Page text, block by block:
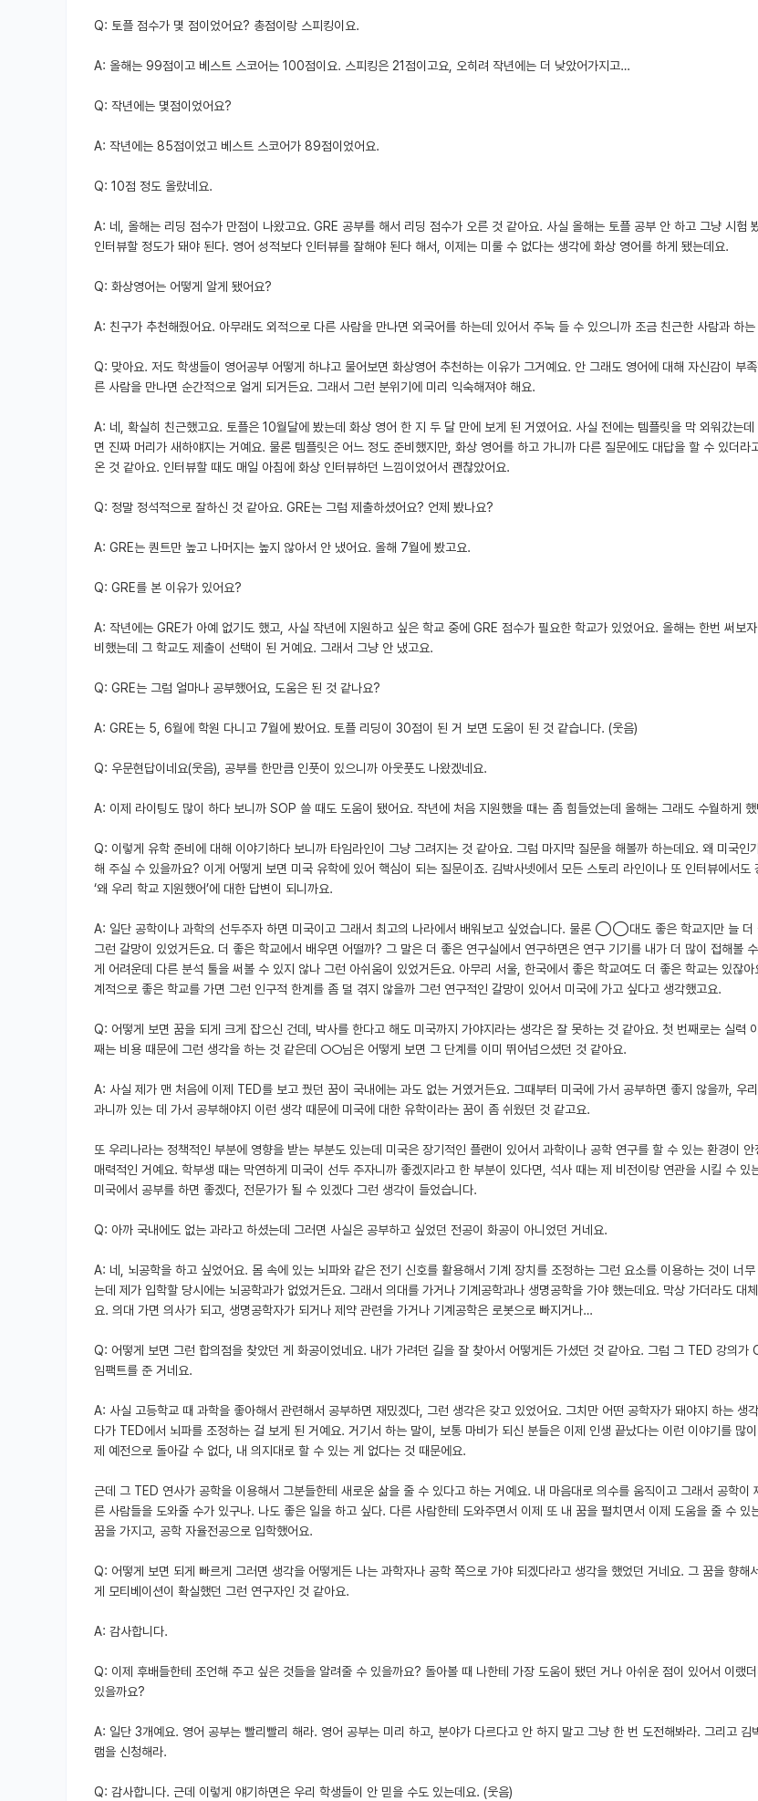
Q: 토플 점수가 몇 점이었어요? 총점이랑 스피킹이요.
A: 올해는 99점이고 베스트 스코어는 100점이요. 스피킹은 21점이고요, 오히려 작년에는 더 낮았어가지고…
Q: 작년에는 몇점이었어요?
A: 작년에는 85점이었고 베스트 스코어가 89점이었어요.
Q: 10점 정도 올랐네요.
A: 네, 올해는 리딩 점수가 만점이 나왔고요. GRE 공부를 해서 리딩 점수가 오른 것 같아요. 사실 올해는 토플 공부 안 하고 그냥 시험
인터뷰할 정도가 돼야 된다. 영어 성적보다 인터뷰를 잘해야 된다 해서, 이제는 미룰 수 없다는 생각에 화상 영어를 하게 됐는데요.
Q: 화상영어는 어떻게 알게 됐어요?
A: 친구가 추천해줬어요. 아무래도 외적으로 다른 사람을 만나면 외국어를 하는데 있어서 주눅 들 수 있으니까 조금 친근한 사람과 하
Q: 맞아요. 저도 학생들이 영어공부 어떻게 하냐고 물어보면 화상영어 추천하는 이유가 그거예요. 안 그래도 영어에 대해 자신감이 부
른 사람을 만나면 순간적으로 얼게 되거든요. 그래서 그런 분위기에 미리 익숙해져야 해요.
A: 네, 확실히 친근했고요. 토플은 10월달에 봤는데 화상 영어 한 지 두 달 만에 보게 된 거였어요. 사실 전에는 템플릿을 막 외워갔는데
면 진짜 머리가 새하얘지는 거예요. 물론 템플릿은 어느 정도 준비했지만, 화상 영어를 하고 가니까 다른 질문에도 대답을 할 수 있더라
온 것 같아요. 인터뷰할 때도 매일 아침에 화상 인터뷰하던 느낌이었어서 괜찮았어요.
Q: 정말 정석적으로 잘하신 것 같아요. GRE는 그럼 제출하셨어요? 언제 봤나요?
A: GRE는 퀀트만 높고 나머지는 높지 않아서 안 냈어요. 올해 7월에 봤고요.
Q: GRE를 본 이유가 있어요?
A: 작년에는 GRE가 아예 없기도 했고, 사실 작년에 지원하고 싶은 학교 중에 GRE 점수가 필요한 학교가 있었어요. 올해는 한번 써보
비했는데 그 학교도 제출이 선택이 된 거예요. 그래서 그냥 안 냈고요.
Q: GRE는 그럼 얼마나 공부했어요, 도움은 된 것 같나요?
A: GRE는 5, 6월에 학원 다니고 7월에 봤어요. 토플 리딩이 30점이 된 거 보면 도움이 된 것 같습니다. (웃음)
Q: 우문현답이네요(웃음), 공부를 한만큼 인풋이 있으니까 아웃풋도 나왔겠네요.
A: 이제 라이팅도 많이 하다 보니까 SOP 쓸 때도 도움이 됐어요. 작년에 처음 지원했을 때는 좀 힘들었는데 올해는 그래도 수월하게
Q: 이렇게 유학 준비에 대해 이야기하다 보니까 타임라인이 그냥 그려지는 것 같아요. 그럼 마지막 질문을 해볼까 하는데요. 왜 미국인
해 주실 수 있을까요? 이게 어떻게 보면 미국 유학에 있어 핵심이 되는 질문이죠. 김박사넷에서 모든 스토리 라인이나 또 인터뷰에서도
‘왜 우리 학교 지원했어’에 대한 답변이 되니까요.
A: 일단 공학이나 과학의 선두주자 하면 미국이고 그래서 최고의 나라에서 배워보고 싶었습니다. 물론 ◯◯대도 좋은 학교지만 늘 더
그런 갈망이 있었거든요. 더 좋은 학교에서 배우면 어떨까? 그 말은 더 좋은 연구실에서 연구하면은 연구 기기를 내가 더 많이 접해볼
게 어려운데 다른 분석 툴을 써볼 수 있지 않나 그런 아쉬움이 있었거든요. 아무리 서울, 한국에서 좋은 학교여도 더 좋은 학교는 있잖아
계적으로 좋은 학교를 가면 그런 인구적 한계를 좀 덜 겪지 않을까 그런 연구적인 갈망이 있어서 미국에 가고 싶다고 생각했고요.
Q: 어떻게 보면 꿈을 되게 크게 잡으신 건데, 박사를 한다고 해도 미국까지 가야지라는 생각은 잘 못하는 것 같아요. 첫 번째로는 실력
째는 비용 때문에 그런 생각을 하는 것 같은데 ○○님은 어떻게 보면 그 단계를 이미 뛰어넘으셨던 것 같아요.
A: 사실 제가 맨 처음에 이제 TED를 보고 꿨던 꿈이 국내에는 과도 없는 거였거든요. 그때부터 미국에 가서 공부하면 좋지 않을까, 우
과니까 있는 데 가서 공부해야지 이런 생각 때문에 미국에 대한 유학이라는 꿈이 좀 쉬웠던 것 같고요.
또 우리나라는 정책적인 부분에 영향을 받는 부분도 있는데 미국은 장기적인 플랜이 있어서 과학이나 공학 연구를 할 수 있는 환경이
매력적인 거예요. 학부생 때는 막연하게 미국이 선두 주자니까 좋겠지라고 한 부분이 있다면, 석사 때는 제 비전이랑 연관을 시킬 수 있
미국에서 공부를 하면 좋겠다, 전문가가 될 수 있겠다 그런 생각이 들었습니다.
Q: 아까 국내에도 없는 과라고 하셨는데 그러면 사실은 공부하고 싶었던 전공이 화공이 아니었던 거네요.
A: 네, 뇌공학을 하고 싶었어요. 몸 속에 있는 뇌파와 같은 전기 신호를 활용해서 기계 장치를 조정하는 그런 요소를 이용하는 것이 너
는데 제가 입학할 당시에는 뇌공학과가 없었거든요. 그래서 의대를 가거나 기계공학과나 생명공학을 가야 했는데요. 막상 가더라도 대
요. 의대 가면 의사가 되고, 생명공학자가 되거나 제약 관련을 가거나 기계공학은 로봇으로 빠지거나…
Q: 어떻게 보면 그런 합의점을 찾았던 게 화공이었네요. 내가 가려던 길을 잘 찾아서 어떻게든 가셨던 것 같아요. 그럼 그 TED 강의가
임팩트를 준 거네요.
A: 사실 고등학교 때 과학을 좋아해서 관련해서 공부하면 재밌겠다, 그런 생각은 갖고 있었어요. 그치만 어떤 공학자가 돼야지 하는 생
다가 TED에서 뇌파를 조정하는 걸 보게 된 거예요. 거기서 하는 말이, 보통 마비가 되신 분들은 이제 인생 끝났다는 이런 이야기를 많이
제 예전으로 돌아갈 수 없다, 내 의지대로 할 수 있는 게 없다는 것 때문에요.
근데 그 TED 연사가 공학을 이용해서 그분들한테 새로운 삶을 줄 수 있다고 하는 거예요. 내 마음대로 의수를 움직이고 그래서 공학이
른 사람들을 도와줄 수가 있구나. 나도 좋은 일을 하고 싶다. 다른 사람한테 도와주면서 이제 또 내 꿈을 펼치면서 이제 도움을 줄 수 있
꿈을 가지고, 공학 자율전공으로 입학했어요.
Q: 어떻게 보면 되게 빠르게 그러면 생각을 어떻게든 나는 과학자나 공학 쪽으로 가야 되겠다라고 생각을 했었던 거네요. 그 꿈을 향해
게 모티베이션이 확실했던 그런 연구자인 것 같아요.
A: 감사합니다.
Q: 이제 후배들한테 조언해 주고 싶은 것들을 알려줄 수 있을까요? 돌아볼 때 나한테 가장 도움이 됐던 거나 아쉬운 점이 있어서 이랬
있을까요?
A: 일단 3개예요. 영어 공부는 빨리빨리 해라. 영어 공부는 미리 하고, 분야가 다르다고 안 하지 말고 그냥 한 번 도전해봐라. 그리고 김
램을 신청해라.
Q: 감사합니다. 근데 이렇게 얘기하면은 우리 학생들이 안 믿을 수도 있는데요. (웃음)